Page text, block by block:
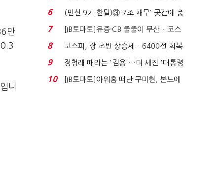
만
니
처분' 기준은 ...
6
(민선 9기 한달)③'7조 채무' 곳간에 충
격…추미애, 20년...
7
[IB토마토]유증·CB 줄줄이 무산…코스
닥 벌점 급증에 ...
8
코스피, 장 초반 상승세…6400선 회복
시도
9
정청래 때리는 '김용'…더 세진 '대통령
최측근' 입...
10
[IB토마토]아워홈 떠난 구미현, 본느에